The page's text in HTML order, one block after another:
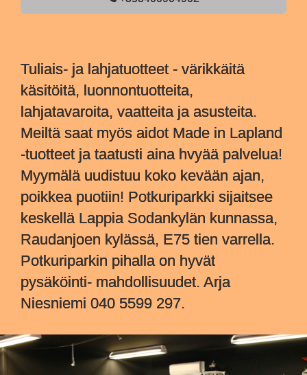
Tuliais- ja lahjatuotteet - värikkäitä
käsitöitä, luonnontuotteita,
lahjatavaroita, vaatteita ja asusteita.
Meiltä saat myös aidot Made in Lapland
-tuotteet ja taatusti aina hvyää palvelua!
Myymälä uudistuu koko kevään ajan,
poikkea puotiin! Potkuriparkki sijaitsee
keskellä Lappia Sodankylän kunnassa,
Raudanjoen kylässä, E75 tien varrella.
Potkuriparkin pihalla on hyvät
pysäköinti- mahdollisuudet. Arja
Niesniemi 040 5599 297.